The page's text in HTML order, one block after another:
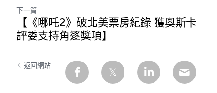
下一篇
【《哪吒2》破北美票房紀錄 獲奧斯卡
評委支持角逐獎項】
返回網站